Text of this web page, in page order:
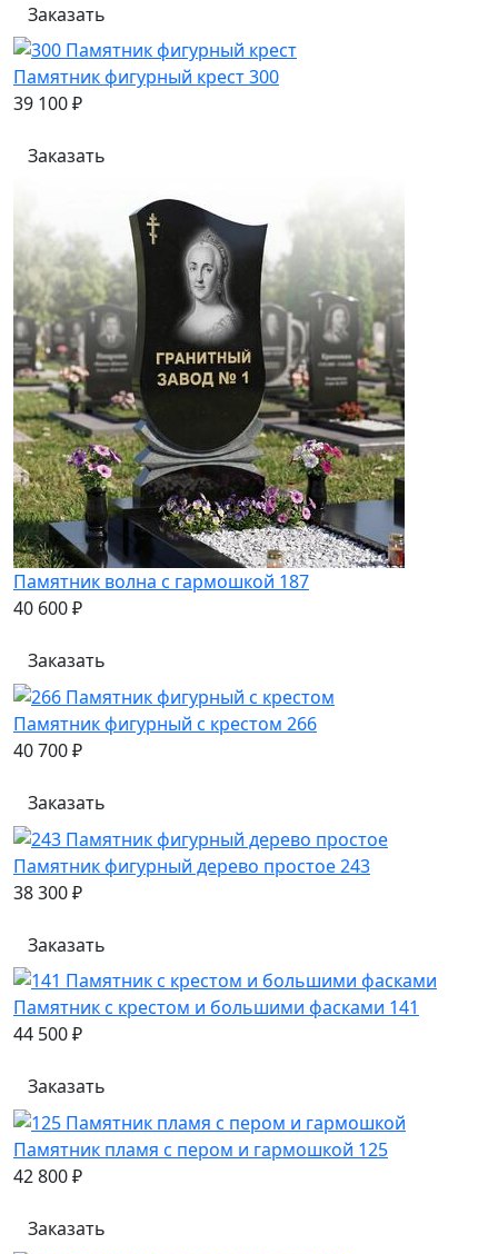
Заказать
Памятник фигурный крест 300
39 100 ₽
Заказать
Памятник волна с гармошкой 187
40 600 ₽
Заказать
Памятник фигурный с крестом 266
40 700 ₽
Заказать
Памятник фигурный дерево простое 243
38 300 ₽
Заказать
Памятник с крестом и большими фасками 141
44 500 ₽
Заказать
Памятник пламя с пером и гармошкой 125
42 800 ₽
Заказать